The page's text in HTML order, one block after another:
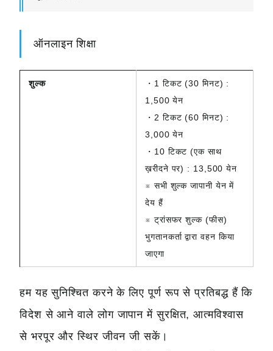
ऑनलाइन शिक्षा
शुल्क
・1 टिकट (30 मिनट) :
1,500 येन
・2 टिकट (60 मिनट) :
3,000 येन
・10 टिकट (एक साथ
ख़रीदने पर) : 13,500 येन
※ सभी शुल्क जापानी येन में
देय हैं
※ ट्रांसफर शुल्क (फीस)
भुगतानकर्ता द्वारा वहन किया
जाएगा
हम यह सुनिश्चित करने के लिए पूर्ण रूप से प्रतिबद्ध हैं कि
विदेश से आने वाले लोग जापान में सुरक्षित, आत्मविश्वास
से भरपूर और स्थिर जीवन जी सकें।